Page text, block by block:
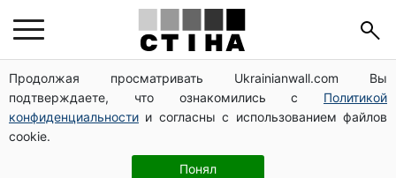
Продолжая просматривать Ukrainianwall.com Вы
подтверждаете, что ознакомились с Политикой
конфиденциальности и согласны с использованием файлов
cookie.
Понял
125 грн за куб воды: закон №4777 запустил двойное
подорожание тарифов в регионах
Федоров уволен и без бронирования: Камельчук
предлагает экс-министру мобилизацию на общих